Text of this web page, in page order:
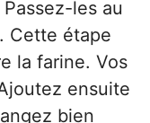
les au
Cette étape
la farine. Vos
ensuite
bien